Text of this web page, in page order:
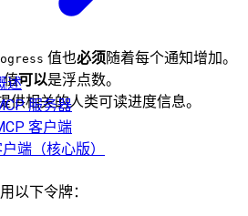
述
服务器
客户端
端（核心版）
值也必须随着每个通知增加。
值可以是浮点数。
供相关的人类可读进度信息。
以下令牌：